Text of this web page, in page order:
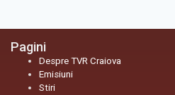
Pagini
Despre TVR Craiova
Emisiuni
Stiri